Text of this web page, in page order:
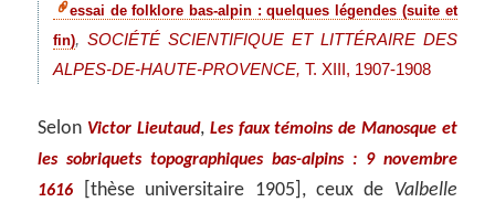
essai de folklore bas-alpin : quelques légendes (suite et
fin), SOCIÉTÉ SCIENTIFIQUE ET LITTÉRAIRE DES
ALPES-DE-HAUTE-PROVENCE, T. XIII, 1907-1908
Selon Victor Lieutaud, Les faux témoins de Manosque et
les sobriquets topographiques bas-alpins : 9 novembre
1616
[thèse universitaire 1905], ceux de Valbelle